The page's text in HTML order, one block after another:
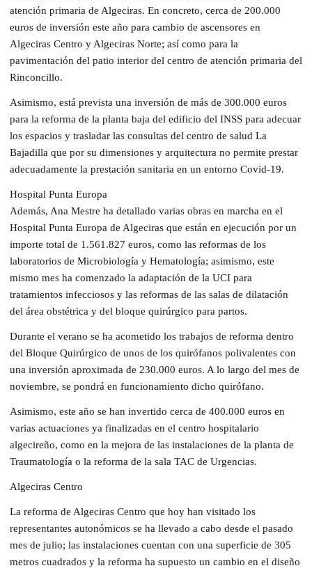
atención primaria de Algeciras. En concreto, cerca de 200.000
euros de inversión este año para cambio de ascensores en
Algeciras Centro y Algeciras Norte; así como para la
pavimentación del patio interior del centro de atención primaria del
Rinconcillo.
Asimismo, está prevista una inversión de más de 300.000 euros
para la reforma de la planta baja del edificio del INSS para adecuar
los espacios y trasladar las consultas del centro de salud La
Bajadilla que por su dimensiones y arquitectura no permite prestar
adecuadamente la prestación sanitaria en un entorno Covid-19.
Hospital Punta Europa
Además, Ana Mestre ha detallado varias obras en marcha en el
Hospital Punta Europa de Algeciras que están en ejecución por un
importe total de 1.561.827 euros, como las reformas de los
laboratorios de Microbiología y Hematología; asimismo, este
mismo mes ha comenzado la adaptación de la UCI para
tratamientos infecciosos y las reformas de las salas de dilatación
del área obstétrica y del bloque quirúrgico para partos.
Durante el verano se ha acometido los trabajos de reforma dentro
del Bloque Quirúrgico de unos de los quirófanos polivalentes con
una inversión aproximada de 230.000 euros. A lo largo del mes de
noviembre, se pondrá en funcionamiento dicho quirófano.
Asimismo, este año se han invertido cerca de 400.000 euros en
varias actuaciones ya finalizadas en el centro hospitalario
algecireño, como en la mejora de las instalaciones de la planta de
Traumatología o la reforma de la sala TAC de Urgencias.
Algeciras Centro
La reforma de Algeciras Centro que hoy han visitado los
representantes autonómicos se ha llevado a cabo desde el pasado
mes de julio; las instalaciones cuentan con una superficie de 305
metros cuadrados y la reforma ha supuesto un cambio en el diseño